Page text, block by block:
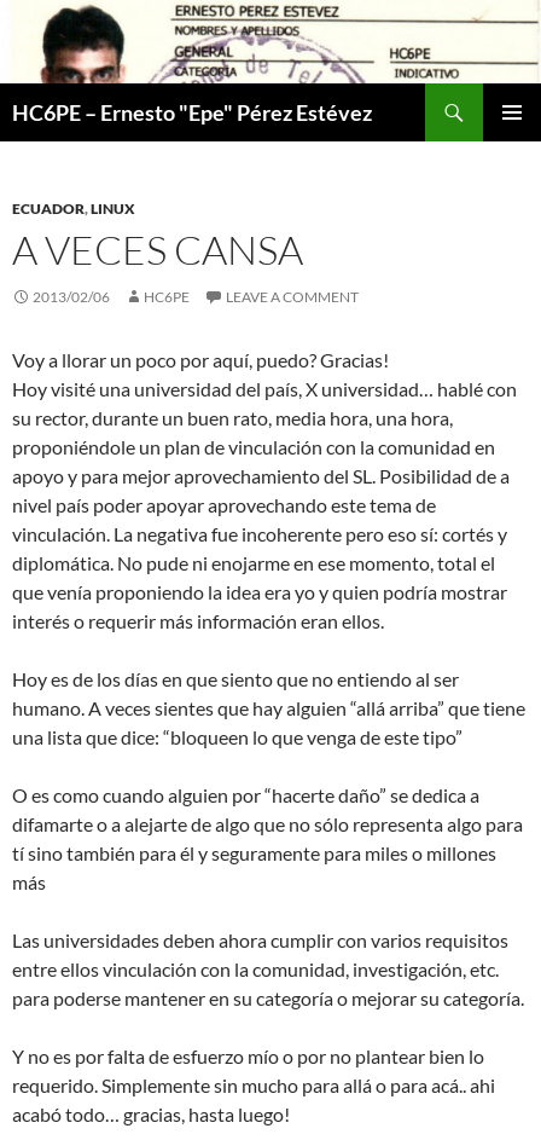
content
HC6PE – Ernesto "Epe" Pérez Estévez
ECUADOR,LINUX
A VECES CANSA
2013/02/06 HC6PE LEAVE A COMMENT
Voy a llorar un poco por aquí, puedo? Gracias!
Hoy visité una universidad del país, X universidad… hablé con
su rector, durante un buen rato, media hora, una hora,
proponiéndole un plan de vinculación con la comunidad en
apoyo y para mejor aprovechamiento del SL. Posibilidad de a
nivel país poder apoyar aprovechando este tema de
vinculación. La negativa fue incoherente pero eso sí: cortés y
diplomática. No pude ni enojarme en ese momento, total el
que venía proponiendo la idea era yo y quien podría mostrar
interés o requerir más información eran ellos.
Hoy es de los días en que siento que no entiendo al ser
humano. A veces sientes que hay alguien “allá arriba” que tiene
una lista que dice: “bloqueen lo que venga de este tipo”
O es como cuando alguien por “hacerte daño” se dedica a
difamarte o a alejarte de algo que no sólo representa algo para
tí sino también para él y seguramente para miles o millones
más
Las universidades deben ahora cumplir con varios requisitos
entre ellos vinculación con la comunidad, investigación, etc.
para poderse mantener en su categoría o mejorar su categoría.
Y no es por falta de esfuerzo mío o por no plantear bien lo
requerido. Simplemente sin mucho para allá o para acá.. ahi
acabó todo… gracias, hasta luego!